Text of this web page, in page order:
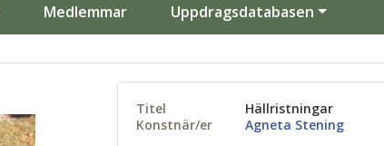
Medlemmar Uppdragsdatabasen
Titel
Hällristningar
Konstnär/er
Agneta Stening